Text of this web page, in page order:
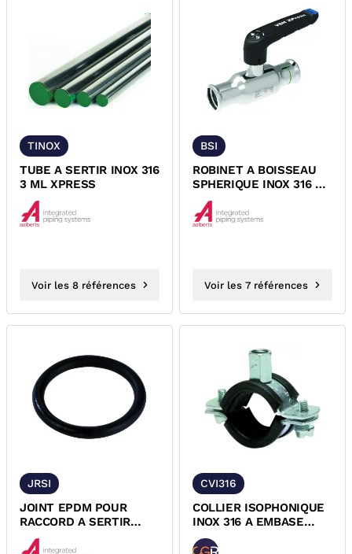
TINOX
TUBE A SERTIR INOX 316
3 ML XPRESS
Voir les 8 références
BSI
ROBINET A BOISSEAU
SPHERIQUE INOX 316 A
SERTIR FF
Voir les 7 références
JRSI
JOINT EPDM POUR
RACCORD A SERTIR
XPRESS
CVI316
COLLIER ISOPHONIQUE
INOX 316 A EMBASE
DOUBLE 200KG